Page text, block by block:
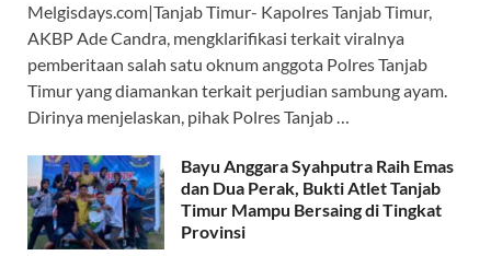
e
b
o
o
k
at
s
A
p
p
e
gr
a
m
itt
er
e
a
ds
Melgisdays.com|Tanjab Timur- Kapolres Tanjab Timur,
AKBP Ade Candra, mengklarifikasi terkait viralnya
pemberitaan salah satu oknum anggota Polres Tanjab
Timur yang diamankan terkait perjudian sambung ayam.
Dirinya menjelaskan, pihak Polres Tanjab …
Bayu Anggara Syahputra Raih Emas
dan Dua Perak, Bukti Atlet Tanjab
Timur Mampu Bersaing di Tingkat
Provinsi